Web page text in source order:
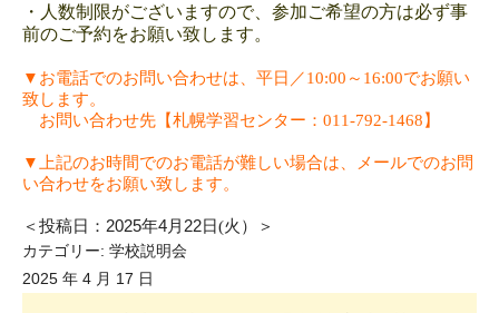
・人数制限がございますので、参加ご希望の方は必ず事
前のご予約をお願い致します。
▼ お電話でのお問い合わせは、平日／10:00 ～ 16:00でお願い
致します。
お問い合わせ先【札幌学習センター：011-792-1468】
▼上記のお時間でのお電話が難しい場合は、メールでのお問
い合わせをお願い致します。
＜投稿日： 2025年4月 22日(火）＞
カテゴリー: 学校説明会
2025 年 4 月 17 日